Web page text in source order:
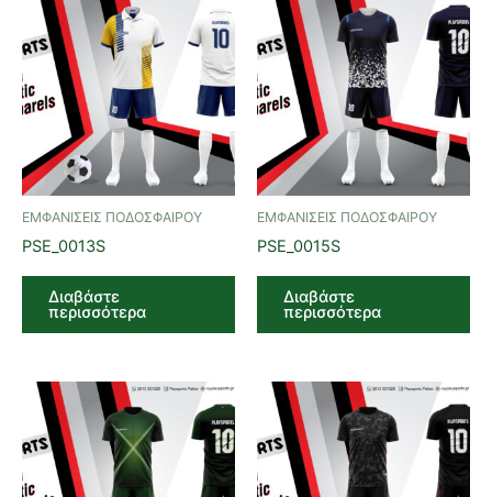
ΕΜΦΑΝΙΣΕΙΣ ΠΟΔΟΣΦΑΙΡΟΥ
PSE_0013S
Διαβάστε
περισσότερα
ΕΜΦΑΝΙΣΕΙΣ ΠΟΔΟΣΦΑΙΡΟΥ
PSE_0015S
Διαβάστε
περισσότερα